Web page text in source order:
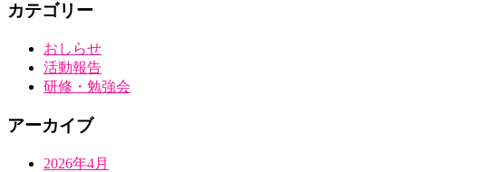
カテゴリー
おしらせ
活動報告
研修・勉強会
アーカイブ
2026年4月